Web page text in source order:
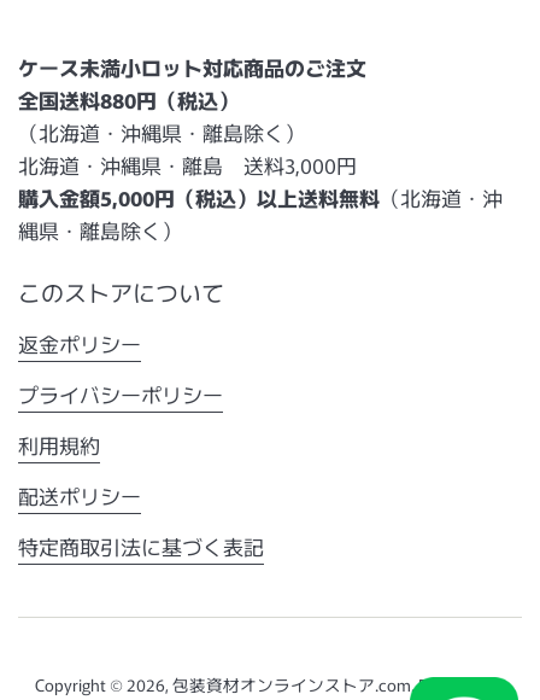
ケース未満小ロット対応商品のご注文
全国送料880円（税込）
（北海道・沖縄県・離島除く）
北海道・沖縄県・離島 送料3,000円
購入金額5,000円（税込）以上送料無料 （北海道・沖
縄県・離島除く）
このストアについて
返金ポリシー
プライバシーポリシー
利用規約
配送ポリシー
特定商取引法に基づく表記
Copyright © 2026, 包装資材オンラインストア.com. Powered by